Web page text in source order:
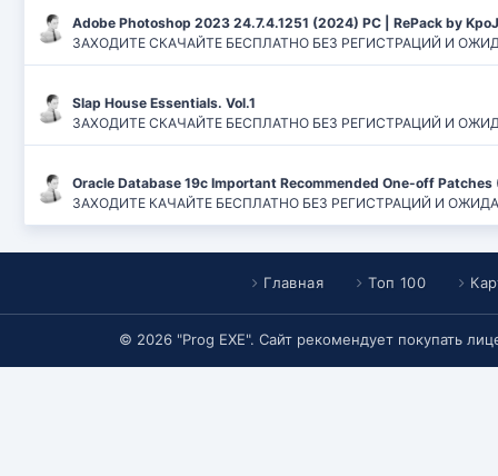
Adobe Photoshop 2023 24.7.4.1251 (2024) PC | RePack by
ЗАХОДИТЕ СКАЧАЙТЕ БЕСПЛАТНО БЕЗ РЕГИСТРАЦИЙ И
Slap House Essentials. Vol.1
ЗАХОДИТЕ СКАЧАЙТЕ БЕСПЛАТНО БЕЗ РЕГИСТРАЦИЙ И
Oracle Database 19c Important Recommended One-off Patches
ЗАХОДИТЕ КАЧАЙТЕ БЕСПЛАТНО БЕЗ РЕГИСТРАЦИЙ И
Главная Топ 100
© 2026 "Prog EXE". Сайт рекомендует покупать